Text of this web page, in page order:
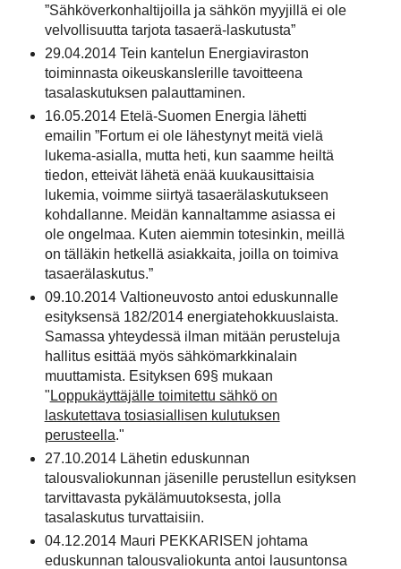
”Sähköverkonhaltijoilla ja sähkön myyjillä ei ole
velvollisuutta tarjota tasaerä-laskutusta”
29.04.2014 Tein kantelun Energiaviraston
toiminnasta oikeuskanslerille tavoitteena
tasalaskutuksen palauttaminen.
16.05.2014 Etelä-Suomen Energia lähetti
emailin ”Fortum ei ole lähestynyt meitä vielä
lukema-asialla, mutta heti, kun saamme heiltä
tiedon, etteivät lähetä enää kuukausittaisia
lukemia, voimme siirtyä tasaerälaskutukseen
kohdallanne. Meidän kannaltamme asiassa ei
ole ongelmaa. Kuten aiemmin totesinkin, meillä
on tälläkin hetkellä asiakkaita, joilla on toimiva
tasaerälaskutus.”
09.10.2014 Valtioneuvosto antoi eduskunnalle
esityksensä 182/2014 energiatehokkuuslaista.
Samassa yhteydessä ilman mitään perusteluja
hallitus esittää myös sähkömarkkinalain
muuttamista. Esityksen 69§ mukaan
" Loppukäyttäjälle toimitettu sähkö on
laskutettava tosiasiallisen kulutuksen
perusteella."
27.10.2014 Lähetin eduskunnan
talousvaliokunnan jäsenille perustellun esityksen
tarvittavasta pykälämuutoksesta, jolla
tasalaskutus turvattaisiin.
04.12.2014 Mauri PEKKARISEN johtama
eduskunnan talousvaliokunta antoi lausuntonsa